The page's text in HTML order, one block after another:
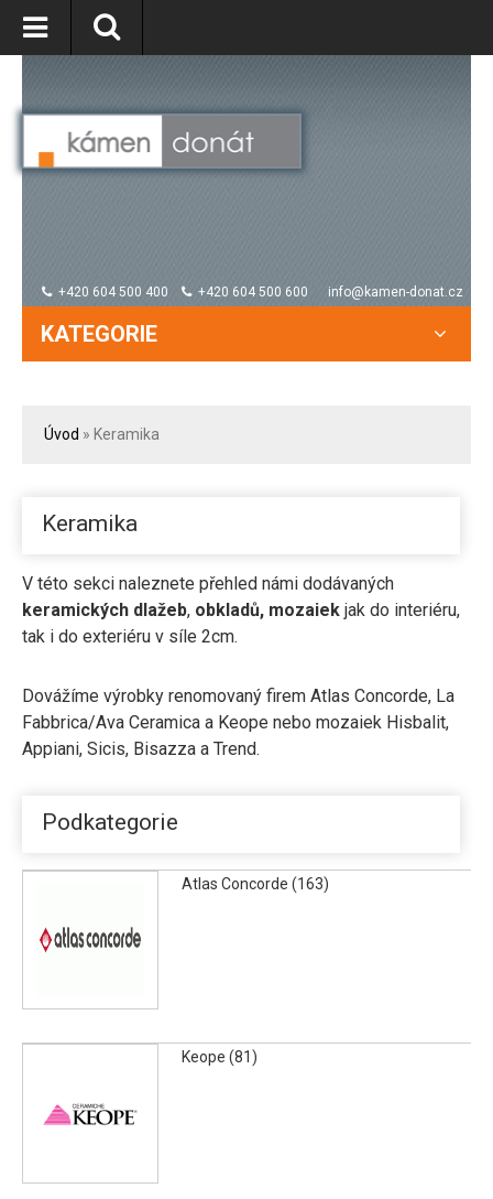
+420 604 500 400 +420 604 500 600 info@kamen-donat.cz
KATEGORIE
Úvod » Keramika
Keramika
V této sekci naleznete přehled námi dodávaných
keramických dlažeb, obkladů, mozaiek jak do interiéru,
tak i do exteriéru v síle 2cm.
Dovážíme výrobky renomovaný firem Atlas Concorde, La
Fabbrica/Ava Ceramica a Keope nebo mozaiek Hisbalit,
Appiani, Sicis, Bisazza a Trend.
Podkategorie
Atlas Concorde (163)
Keope (81)